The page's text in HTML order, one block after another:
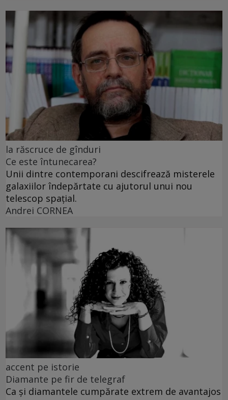
la răscruce de gînduri
Ce este întunecarea?
Unii dintre contemporani descifrează misterele
galaxiilor îndepărtate cu ajutorul unui nou
telescop spațial.
Andrei CORNEA
accent pe istorie
Diamante pe fir de telegraf
Ca și diamantele cumpărate extrem de avantajos